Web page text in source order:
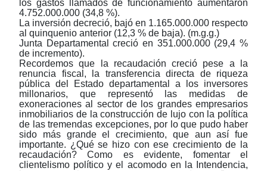
los gastos llamados de funcionamiento aumentaron
4.752.000.000 (34,8 %).
La inversión decreció, bajó en 1.165.000.000 respecto
al quinquenio anterior (12,3 % de baja). (m.g.g.)
Junta Departamental creció en 351.000.000 (29,4 %
de incremento).
Recordemos que la recaudación creció pese a la
renuncia fiscal, la transferencia directa de riqueza
pública del Estado departamental a los inversores
millonarios, que representó las medidas de
exoneraciones al sector de los grandes empresarios
inmobiliarios de la construcción de lujo con la política
de las tremendas excepciones, por lo que pudo haber
sido más grande el crecimiento, que aun así fue
importante. ¿Qué se hizo con ese crecimiento de la
recaudación?Como es evidente, fomentar el
clientelismo político y el acomodo en la Intendencia,